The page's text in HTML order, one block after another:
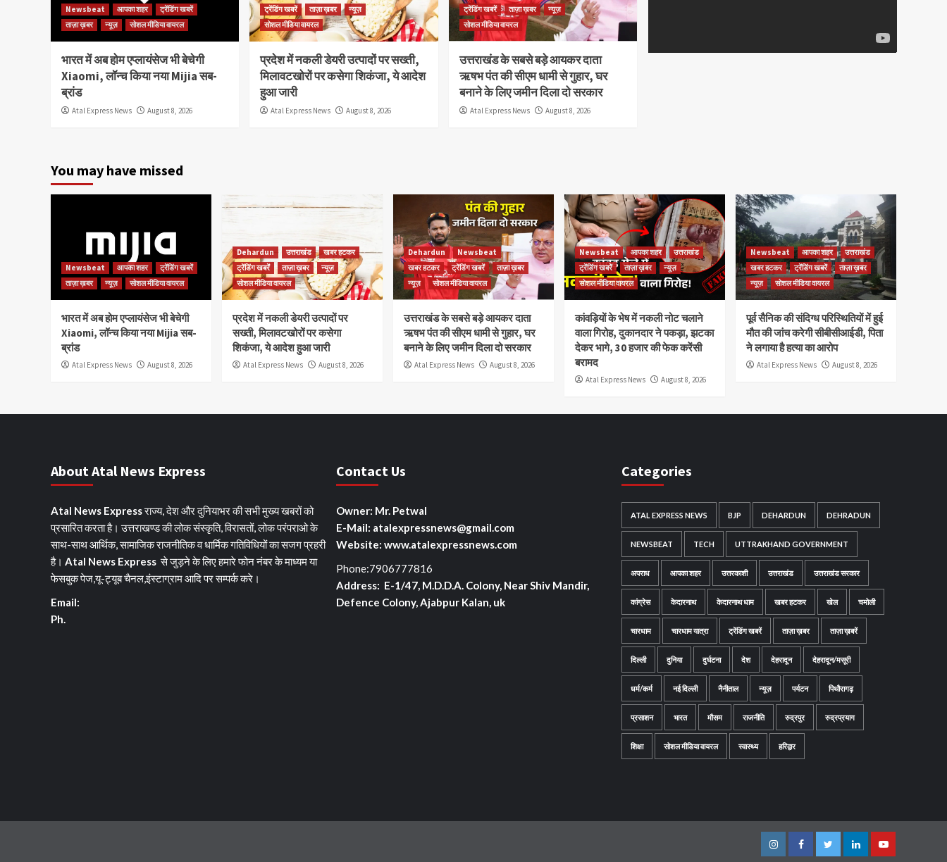
Newsbeat आपका शहर
ट्रेंडिंग खबरें
ताज़ा ख़बर
न्यूज़ सोशल मीडिया वायरल
भारत में अब होम एप्लायंसेज भी बेचेगी
Xiaomi, लॉन्च किया नया Mijia सब-
ब्रांड
Atal Express News August 8, 2026
ट्रेंडिंग खबरें
ताज़ा ख़बर
न्यूज़
सोशल मीडिया वायरल
प्रदेश में नकली डेयरी उत्पादों पर सख्ती,
मिलावटखोरों पर कसेगा शिकंजा, ये आदेश
हुआ जारी
Atal Express News August 8, 2026
ट्रेंडिंग खबरें
ताज़ा ख़बर
न्यूज़
सोशल मीडिया वायरल
उत्तराखंड के सबसे बड़े आयकर दाता
ऋषभ पंत की सीएम धामी से गुहार, घर
बनाने के लिए जमीन दिला दो सरकार
Atal Express News August 8, 2026
You may have missed
Newsbeat आपका शहर
ट्रेंडिंग खबरें
ताज़ा ख़बर
न्यूज़ सोशल मीडिया वायरल
भारत में अब होम एप्लायंसेज भी बेचेगी
Xiaomi, लॉन्च किया नया Mijia सब-
ब्रांड
Atal Express News August 8, 2026
Dehardun उत्तराखंड
खबर हटकर
ट्रेंडिंग खबरें
ताज़ा ख़बर
न्यूज़
सोशल मीडिया वायरल
प्रदेश में नकली डेयरी उत्पादों पर
सख्ती, मिलावटखोरों पर कसेगा
शिकंजा, ये आदेश हुआ जारी
Atal Express News August 8, 2026
Dehardun
Newsbeat
खबर हटकर
ट्रेंडिंग खबरें
ताज़ा ख़बर
न्यूज़
सोशल मीडिया वायरल
उत्तराखंड के सबसे बड़े आयकर दाता
ऋषभ पंत की सीएम धामी से गुहार, घर
बनाने के लिए जमीन दिला दो सरकार
Atal Express News August 8, 2026
Newsbeat आपका शहर
उत्तराखंड
ट्रेंडिंग खबरें
ताज़ा ख़बर
न्यूज़
सोशल मीडिया वायरल
कांवड़ियों के भेष में नकली नोट चलाने
वाला गिरोह, दुकानदार ने पकड़ा, झटका
देकर भागे, 30 हजार की फेक करेंसी
बरामद
Atal Express News August 8, 2026
Newsbeat आपका शहर
उत्तराखंड
खबर हटकर
ट्रेंडिंग खबरें
ताज़ा ख़बर
न्यूज़
सोशल मीडिया वायरल
पूर्व सैनिक की संदिग्ध परिस्थितियों में हुई
मौत की जांच करेगी सीबीसीआईडी, पिता
ने लगाया है हत्या का आरोप
Atal Express News August 8, 2026
About Atal News Express
Atal News Expressराज्य, देश और दुनियाभर की सभी मुख्य खबरों को
प्रसारित करता है। उत्तराखण्ड की लोक संस्कृति, विरासतों, लोक परंपराओ के
साथ-साथ आर्थिक, सामाजिक राजनीतिक व धार्मिक गतिविधियों का सजग प्रहरी
है। Atal News Express से जुड़ने के लिए हमारे फोन नंबर के माध्यम या
फेसबुक पेज,यू-ट्यूब चैनल,इंस्टाग्राम आदि पर सम्पर्क करे।
Email:
Ph.
Contact Us
Owner: Mr. Petwal
E-Mail: atalexpressnews@gmail.com
Website: www.atalexpressnews.com
Phone:7906777816
Address: E-1/47, M.D.D.A. Colony, Near Shiv Mandir,
Defence Colony, Ajabpur Kalan, uk
Categories
ATAL EXPRESS NEWS BJP DEHARDUN DEHRADUN
NEWSBEAT TECH UTTRAKHAND GOVERNMENT
अपराध आपका शहर उत्तरकाशी उत्तराखंड उत्तराखंड सरकार
कांग्रेस केदारनाथ केदारनाथ धाम खबर हटकर खेल चमोली
चारधाम चारधाम यात्रा ट्रेंडिंग खबरें ताज़ा ख़बर ताज़ा ख़बरें
दिल्ली दुनिया दुर्घटना देश देहरादून देहरादून/मसूरी
धर्म/कर्म नई दिल्ली नैनीताल न्यूज़ पर्यटन पिथौरागढ़
प्रसाशन भारत मौसम राजनीति रुद्रपुर रुद्रप्रयाग
शिक्षा सोशल मीडिया वायरल स्वास्थ्य हरिद्वार
InstagramFacebookTwitterLinkedinYoutube